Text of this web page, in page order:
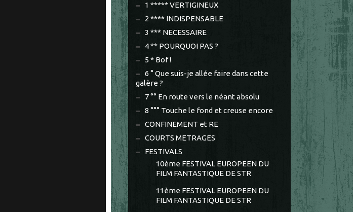
1 ***** VERTIGINEUX
2 **** INDISPENSABLE
3 *** NECESSAIRE
4 ** POURQUOI PAS ?
5 * Bof !
6 ° Que suis-je allée faire dans cette
galère ?
7 °° En route vers le néant absolu
8 °°° Touche le fond et creuse encore
CONFINEMENT et RE
COURTS METRAGES
FESTIVALS
10ème FESTIVAL EUROPEEN DU
FILM FANTASTIQUE DE STR
11ème FESTIVAL EUROPEEN DU
FILM FANTASTIQUE DE STR